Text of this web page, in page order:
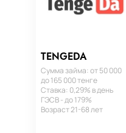
TENGEDA
Сумма займа: от 50 000
до 165 000 тенге
Ставка: 0,29% в день
ГЭСВ - до 179%
Возраст 21-68 лет